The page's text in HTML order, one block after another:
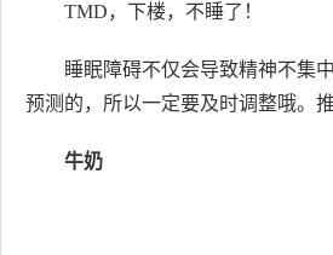
TMD，下楼，不睡了！
睡眠障碍不仅会导致精神不集
预测的，所以一定要及时调整哦。
牛奶